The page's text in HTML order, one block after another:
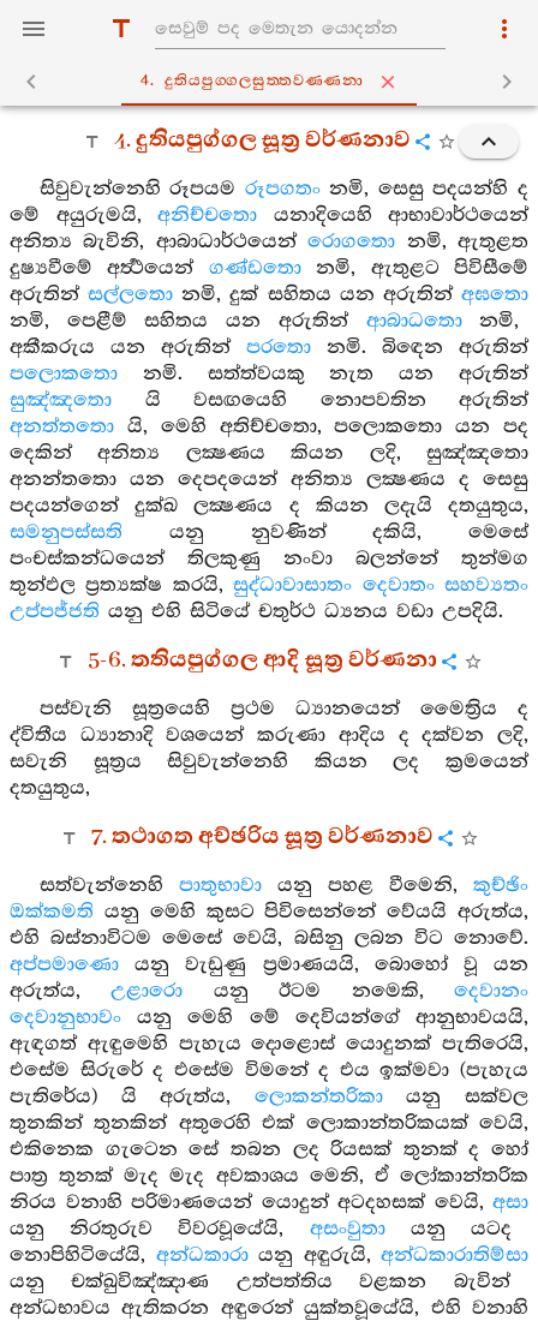
4. දුතියපුග‍්ගලසුත‍්තවණ‍්ණනා
4. දුතියපුග්ගල සූත්‍ර වර්ණනාව
සිවුවැන්නෙහි රූපයම රූපගතංනමි, සෙසු පදයන්හි ද
මේ අයුරුමයි, අනිච්චතො යනාදියෙහි ආභාවාර්ථයෙන්
අනිත්‍ය බැවිනි, ආබාධාර්ථයෙන්රොගතො නමි, ඇතුළත
දුෂ්‍යවීමේ අර්‍ත්‍ථයෙන් ගණ්ඩතොනමි, ඇතුළට පිවිසීමේ
අරුතින්සල්ලතො නමි, දුක් සහිතය යන අරුතින්අඝතො
නමි, පෙළීම් සහිතය යන අරුතින් ආබාධතොනමි,
අකීකරුය යන අරුතින් පරතො නමි. බිඳෙන අරුතින්
පලොකතො නමි. සත්ත්වයකු නැත යන අරුතින්
සුඤ්ඤතො යි වසඟයෙහි නොපවතින අරුතින්
අනත්තතො යි, මෙහි අතිච්චතො, පලොකතො යන පද
දෙකින් අනිත්‍ය ලක්‍ෂණය කියන ලදි, සුඤ්ඤතො
අනන්තතො යන දෙපදයෙන් අනිත්‍ය ලක්‍ෂණය ද සෙසු
පදයන්ගෙන් දුක්ඛ ලක්‍ෂණය ද කියන ලදැයි දතයුතුය,
සමනුපස්සති යනු නුවණින් දකියි, මෙසේ
පංචස්කන්ධයෙන් තිලකුණු නංවා බලන්නේ තුන්මග
තුන්ඵල ප්‍රත්‍යක්ෂ කරයි,සුද්ධාවාසාතං දෙවාතං සහව්‍යතං
උප්පජ්ජති යනු එහි සිටියේ චතුර්ථ ධ්‍යනය වඩා උපදියි.
5-6. තතියපුග්ගල ආදි සූත්‍ර වර්ණනා
පස්වැනි සූත්‍රයෙහි ප්‍රථම ධ්‍යානයෙන් මෛත්‍රිය ද
ද්විතීය ධ්‍යානාදි වශයෙන් කරුණා ආදිය ද දක්වන ලදි,
සවැනි සූත්‍රය සිවුවැන්නෙහි කියන ලද ක්‍රමයෙන්
දතයුතුය,
7. තථාගත අච්ඡරිය සූත්‍ර වර්ණනාව
සත්වැන්නෙහි පාතුභාවායනු පහළ වීමෙනි,කුච්ඡිං
ඔක්කමති යනු මෙහි කුසට පිවිසෙන්නේ වේයයි අරුත්ය,
එහි බස්නාවිටම මෙසේ වෙයි, බසිනු ලබන විට නොවේ.
අප්පමාණො යනු වැඩුණු ප්‍රමාණයයි, බොහෝ වූ යන
අරුත්ය,උළාරො යනු ඊටම නමෙකි,දෙවානං
දෙවානුභාවං යනු මෙහි මේ දෙවියන්ගේ ආනුභාවයයි,
ඇඳගත් ඇඳුමෙහි පැහැය දොළොස් යොදුනක් පැතිරෙයි,
එසේම සිරුරේ ද එසේම විමනේ ද එය ඉක්මවා (පැහැය
පැතිරේය) යි අරුත්ය, ලොකන්තරිකායනු සක්වල
තුනකින් තුනකින් අතුරෙහි එක් ලොකාන්තරිකයක් වෙයි,
එකිනෙක ගැටෙන සේ තබන ලද රියසක් තුනක් ද හෝ
පාත්‍ර තුනක් මැද මැද අවකාශය මෙනි, ඒ ලෝකාන්තරික
නිරය වනාහි පරිමාණයෙන් යොදුන් අටදහසක් වෙයි, අසා
යනු නිරතුරුව විවරවූයේයි, අසංවුතායනු යටද
නොපිහිටියේයි, අන්ධකාරායනු අඳුරුයි, අන්ධකාරාතිම්සා
යනු චක්ඛුවිඤ්ඤාණ උත්පත්තිය වළකන බැවින්
අන්ධභාවය ඇතිකරන අඳුරෙන් යුක්තවූයේයි, එහි වනාහි